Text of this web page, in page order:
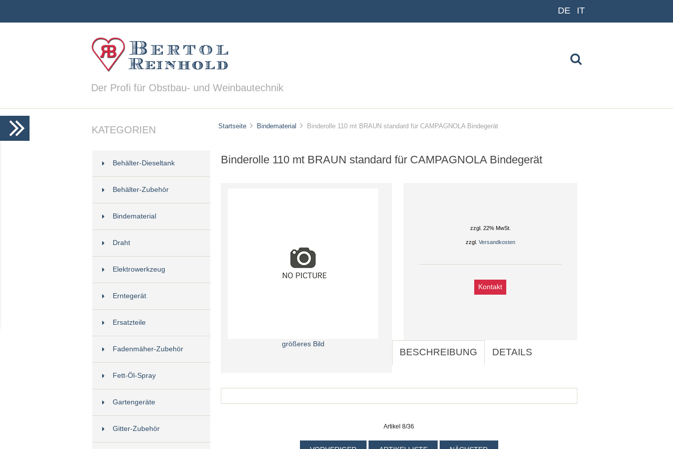
DE IT
Der Profi für Obstbau- und Weinbautechnik
KATEGORIEN
Behälter-Dieseltank
Behälter-Zubehör
Bindematerial
Draht
Elektrowerkzeug
Erntegerät
Ersatzteile
Fadenmäher-Zubehör
Fett-Öl-Spray
Gartengeräte
Gitter-Zubehör
Startseite Bindematerial Binderolle 110 mt BRAUN standard für CAMPAGNOLA Bindegerät
Binderolle 110 mt BRAUN standard für CAMPAGNOLA Bindegerät
größeres Bild
zzgl. 22% MwSt.
zzgl. Versandkosten
Kontakt
BESCHREIBUNG DETAILS
Artikel 8/36